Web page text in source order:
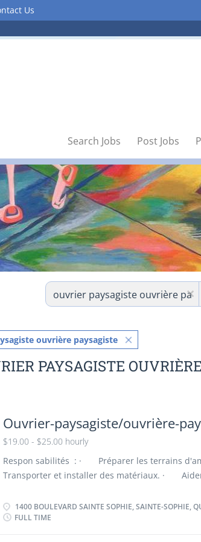
Us
Search Jobs Post Jobs
x
ouvrière paysagiste
PAYSAGISTE
Ouvrier-paysagiste/ouvrière-
$19.00 - $25.00 hourly
Respon sabilités : · Préparer les terrains
Transporter et installer des matériaux. · Aider
l'aménagement des espaces verts. · Nettoyer
Qualités recherchées · Fiabilité · Attitude
1400 BOULEVARD SAINTE SOPHIE, SAINTE-SOPHIE,
FULL TIME